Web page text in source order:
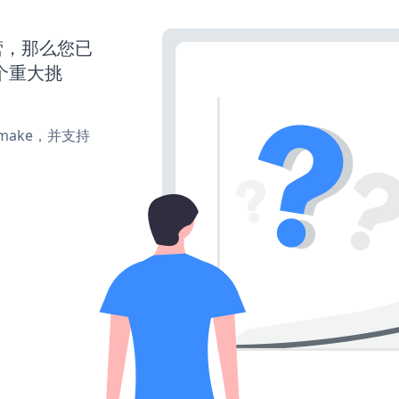
那么您已
重大挑
，并支持